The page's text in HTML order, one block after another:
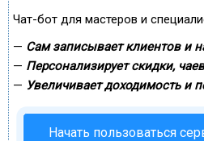
Чат-бот для мастеров и
— Сам записывает клиентов и
— Персонализирует скидки,
— Увеличивает доходимость и
Начать пользоваться